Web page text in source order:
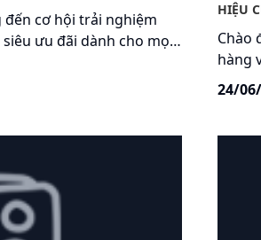
đến cơ hội trải nghiệm
ưu đãi dành cho mọi
mạng. Chỉ với
HIỆU
Chào
hàng
Quà
24/